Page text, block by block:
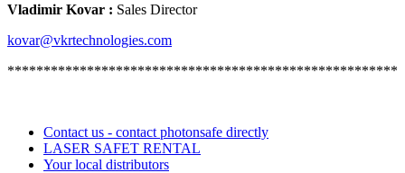
Vladimir Kovar : Sales Director
kovar@vkrtechnologies.com
******************************************************
Contact us - contact photonsafe directly
LASER SAFET RENTAL
Your local distributors